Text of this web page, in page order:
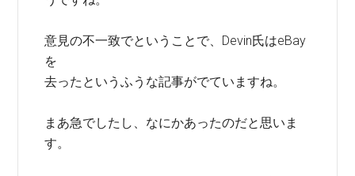
意見の不一致でということで、Devin氏はeBay
を
去ったというふうな記事がでていますね。
まあ急でしたし、なにかあったのだと思いま
す。